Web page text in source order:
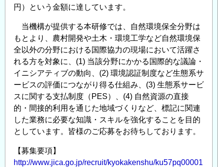
と
の
達
成
に
向
け
て」
の
円）という金額に達しています。
当機構が提供する本研修では、自然環境保全分野は
もとより、農村開発や土木・環境工学など自然環境保
全以外の分野における国際協力の現場において活躍さ
れる方を対象に、(1) 当該分野にかかる国際的な議論・
イニシアティブの動向、(2) 環境認証制度など生態系サ
ービスの評価につながり得る仕組み、(3) 生態系サービ
スに関する支払制度（PES）、(4) 自然資源の直接
的・間接的利用を通じた地域づくりなど、標記に関連
した業務に必要な知識・スキルを強化することを目的
としています。皆様のご応募をお待ちしております。
【募集要項】
http://www.jica.go.jp/recruit/kyokakenshu/ku57pq00001